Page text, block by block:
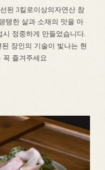
된 3킬로이상의자연산 참
탱한 살과 소재의 맛을 마
정중하게 만들었습니다.
장인의 기술이 빛나는 현
즐겨주세요